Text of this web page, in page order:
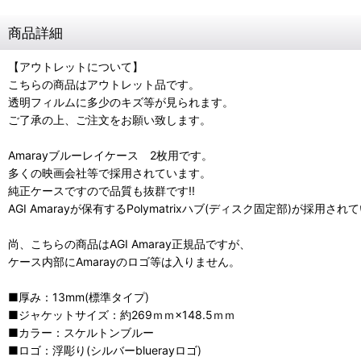
商品詳細
【アウトレットについて】
こちらの商品はアウトレット品です。
透明フィルムに多少のキズ等が見られます。
ご了承の上、ご注文をお願い致します。
Amarayブルーレイケース 2枚用です。
多くの映画会社等で採用されています。
純正ケースですので品質も抜群です!!
AGI Amarayが保有するPolymatrixハブ(ディスク固定部)が採用されて
尚、こちらの商品はAGI Amaray正規品ですが、
ケース内部にAmarayのロゴ等は入りません。
■厚み：13mm(標準タイプ)
■ジャケットサイズ：約269ｍｍ×148.5ｍｍ
■カラー：スケルトンブルー
■ロゴ：浮彫り(シルバーbluerayロゴ)